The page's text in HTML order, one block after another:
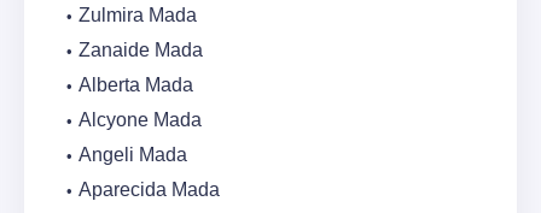
Zulmira Mada
Zanaide Mada
Alberta Mada
Alcyone Mada
Angeli Mada
Aparecida Mada